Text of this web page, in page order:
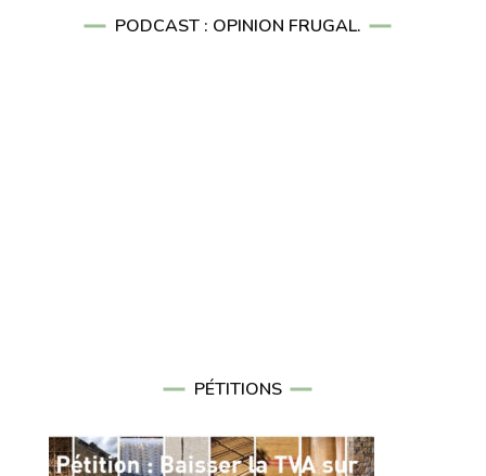
PODCAST : OPINION FRUGAL.
PÉTITIONS